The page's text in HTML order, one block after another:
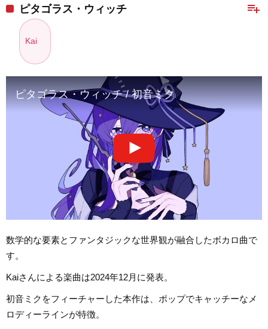
playlist_add
ピタゴラス・ウィッチ
Kai
ピタゴラス・ウィッチ / 初音ミク
数学的な要素とファンタジックな世界観が融合したボカロ曲で
す。
Kaiさんによる楽曲は2024年12月に発表。
初音ミクをフィーチャーした本作は、ポップでキャッチーなメ
ロディーラインが特徴。